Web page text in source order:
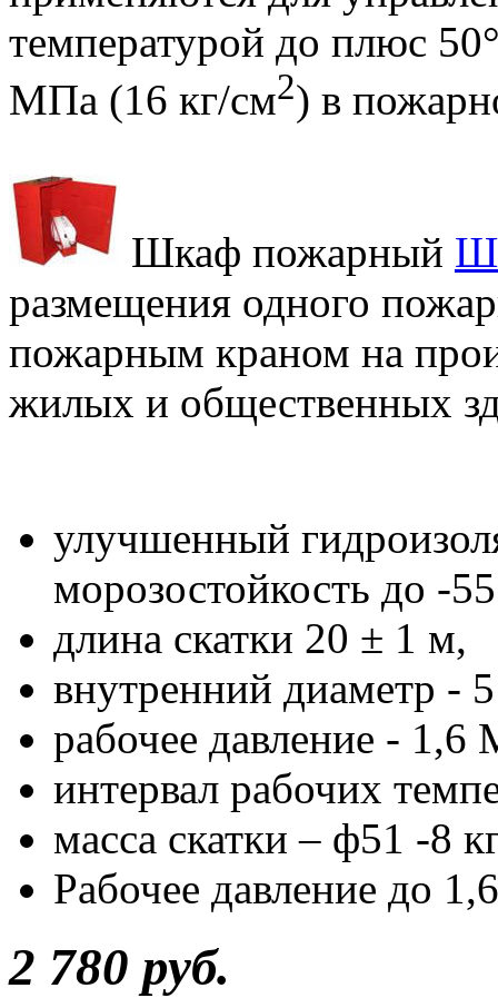
температурой до плюс
МПа (16 кг/см2) в
Шкаф пожарный
размещения одного
пожарным краном на
жилых и общественных
улучшенный
морозостойкость до -
длина скатки 20 ± 1 м,
внутренний диаметр -
рабочее давление -
интервал рабочих
масса скатки – ф51 -8
Рабочее давление до
2 780 руб.